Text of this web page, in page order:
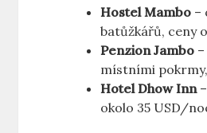
Hostel Mambo –
batůžkářů, ceny
Penzion Jambo
místními
Hotel Dhow Inn
okolo 35 USD/